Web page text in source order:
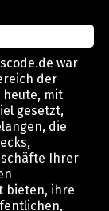
war
der
heute, mit
gesetzt,
die
Ihrer
bieten, ihre